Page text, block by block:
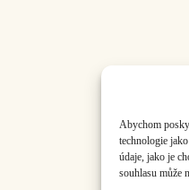
Abychom
technologie
údaje, jako je
souhlasu může